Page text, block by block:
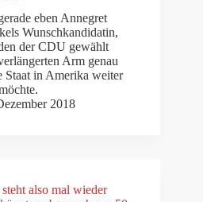
eben Annegret
Wunschkandidatin,
der CDU gewählt
Arm genau
Staat in Amerika weiter
2018
also mal wieder